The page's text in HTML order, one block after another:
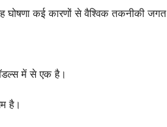
कई कारणों से वैश्विक तकनीकी जगत
में से एक है।
है।